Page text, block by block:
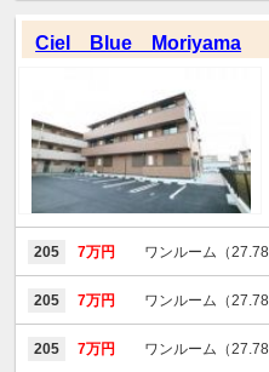
Ciel Blue Moriyama
205 7万円 ワンルーム（
205 7万円 ワンルーム（
205 7万円 ワンルーム（